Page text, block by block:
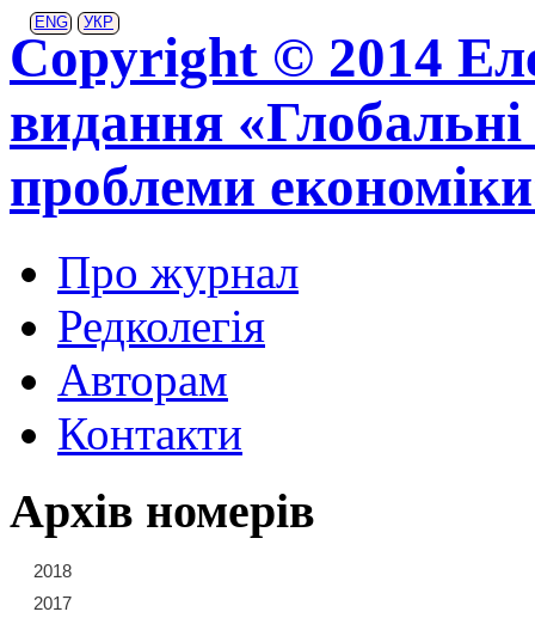
ENG УКР
Copyright © 2014
видання «Глобальні
проблеми
Про журнал
Редколегія
Авторам
Контакти
Архів номерів
2018
2017